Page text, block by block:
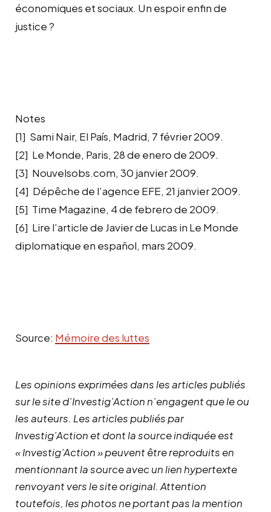
économiques et sociaux. Un espoir enfin de
justice ?
Notes
[1] Sami Nair, El País, Madrid, 7 février 2009.
[2] Le Monde, Paris, 28 de enero de 2009.
[3] Nouvelsobs.com, 30 janvier 2009.
[4] Dépêche de l’agence EFE, 21 janvier 2009.
[5] Time Magazine, 4 de febrero de 2009.
[6] Lire l’article de Javier de Lucas in Le Monde
diplomatique en español, mars 2009.
Source: Mémoire des luttes
Les opinions exprimées dans les articles publiés
sur le site d’Investig’Action n’engagent que le ou
les auteurs. Les articles publiés par
Investig’Action et dont la source indiquée est
« Investig’Action » peuvent être reproduits en
mentionnant la source avec un lien hypertexte
renvoyant vers le site original. Attention
toutefois, les photos ne portant pas la mention